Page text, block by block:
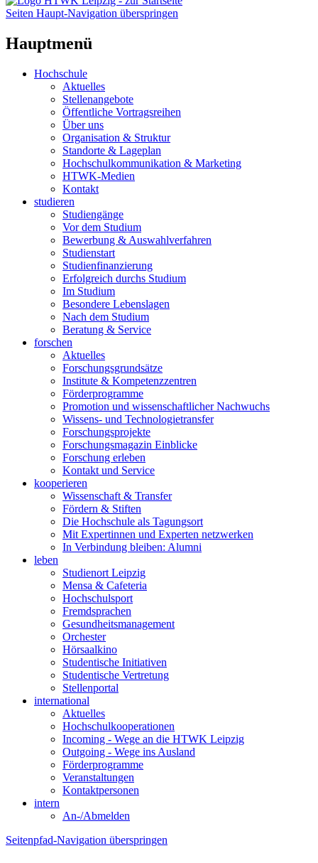
Seiten Haupt-Navigation überspringen
Hauptmenü
Hochschule
Aktuelles
Stellenangebote
Öffentliche Vortragsreihen
Über uns
Organisation & Struktur
Standorte & Lageplan
Hochschulkommunikation & Marketing
HTWK-Medien
Kontakt
studieren
Studiengänge
Vor dem Studium
Bewerbung & Auswahlverfahren
Studienstart
Studienfinanzierung
Erfolgreich durchs Studium
Im Studium
Besondere Lebenslagen
Nach dem Studium
Beratung & Service
forschen
Aktuelles
Forschungsgrundsätze
Institute & Kompetenzzentren
Förderprogramme
Promotion und wissenschaftlicher Nachwuchs
Wissens- und Technologietransfer
Forschungsprojekte
Forschungsmagazin Einblicke
Forschung erleben
Kontakt und Service
kooperieren
Wissenschaft & Transfer
Fördern & Stiften
Die Hochschule als Tagungsort
Mit Expertinnen und Experten netzwerken
In Verbindung bleiben: Alumni
leben
Studienort Leipzig
Mensa & Cafeteria
Hochschulsport
Fremdsprachen
Gesundheitsmanagement
Orchester
Hörsaalkino
Studentische Initiativen
Studentische Vertretung
Stellenportal
international
Aktuelles
Hochschulkooperationen
Incoming - Wege an die HTWK Leipzig
Outgoing - Wege ins Ausland
Förderprogramme
Veranstaltungen
Kontaktpersonen
intern
An-/Abmelden
Seitenpfad-Navigation überspringen